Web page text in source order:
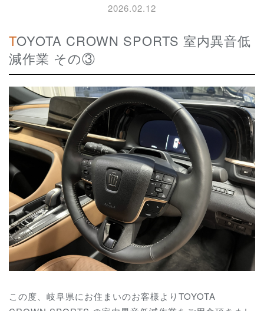
2026.02.12
TOYOTA CROWN SPORTS 室内異音低
減作業 その③
この度、岐阜県にお住まいのお客様よりTOYOTA